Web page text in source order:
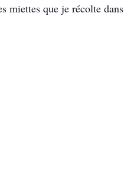
miettes que je récolte dans